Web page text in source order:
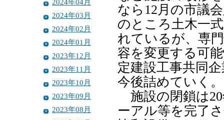
2024年04月
2024年03月
2024年02月
2024年01月
2023年12月
2023年11月
2023年10月
2023年09月
2023年08月
なら12月の市議
のところ土木一
れているが、専
容を変更する可
定建設工事共同
今後詰めていく。
施設の閉鎖は
ーアル等を完了